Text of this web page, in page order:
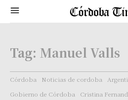
Tag: Manuel Valls
Córdoba Noticias de cordoba
Gobierno de Córdoba
Cristina